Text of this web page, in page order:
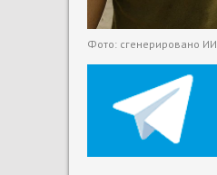
Фото: сгенерировано ИИ